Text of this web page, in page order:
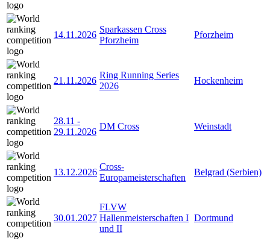
14.11.2026
Sparkassen Cross
Pforzheim
Pforzheim
21.11.2026
Ring Running Series
2026
Hockenheim
28.11 -
29.11.2026
DM Cross Weinstadt
13.12.2026
Cross-
Europameisterschaften
Belgrad (Serbien)
30.01.2027
FLVW
Hallenmeisterschaften I
und II
Dortmund